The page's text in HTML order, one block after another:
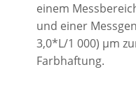
einem
und einer
3,0*L/1 000) µm
Farbhaftung.